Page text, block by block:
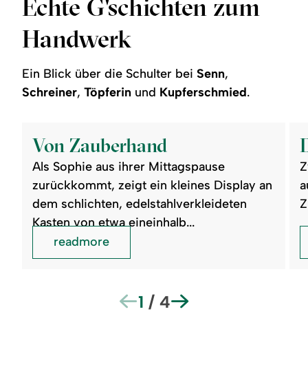
Echte G'schichten zum
Handwerk
Ein Blick über die Schulter beiSenn,
Schreiner,Töpferin und Kupferschmied.
Von Zauberhand
Als Sophie aus ihrer Mittagspause
zurückkommt, zeigt ein kleines Display an
dem schlichten, edelstahlverkleideten
Kasten von etwa eineinhalb...
Von
Zauberhand
readmore
Das
und
sein
1 / 4